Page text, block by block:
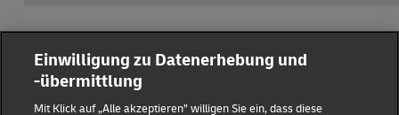
Reporting Hub
Einwilligung zu Datenerhebung und
-übermittlung
Mit Klick auf „Alle akzeptieren” willigen Sie ein, dass diese